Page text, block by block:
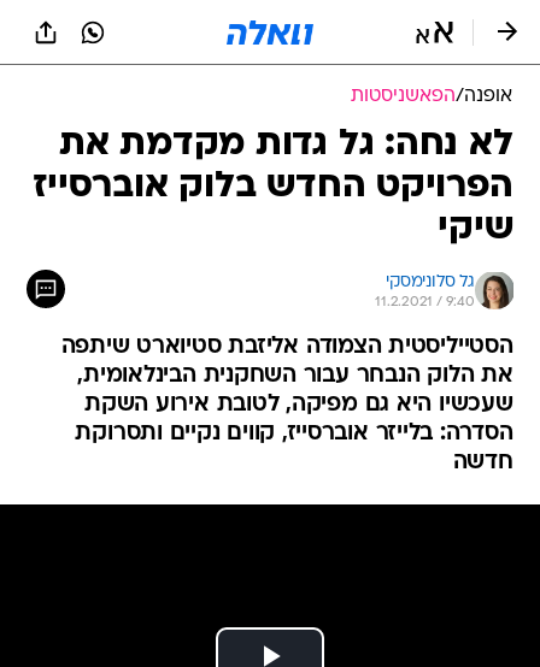
אופנה/הפאשניסטות
לא נחה: גל גדות מקדמת את
הפרויקט החדש בלוק אוברסייז
שיקי
גל סלונימסקי
11.2.2021 / 9:40
הסטייליסטית הצמודה אליזבת סטיוארט שיתפה
את הלוק הנבחר עבור השחקנית הבינלאומית,
שעכשיו היא גם מפיקה, לטובת אירוע השקת
הסדרה: בלייזר אוברסייז, קווים נקיים ותסרוקת
חדשה